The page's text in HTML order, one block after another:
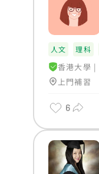
人文 理科
香港大學 |
上門補習
6